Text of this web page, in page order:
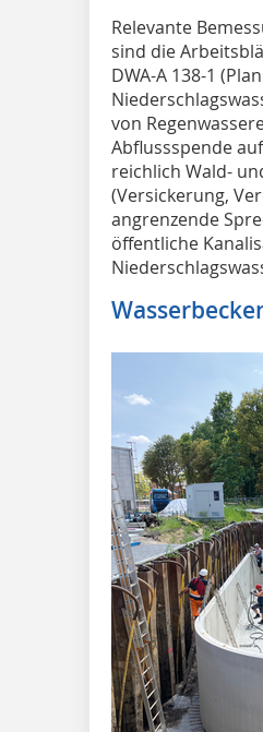
Relevante
sind die
DWA-A 138-1
von
Abflussspende
reichlich Wald-
(Versickerung,
angrenzende
öffentliche